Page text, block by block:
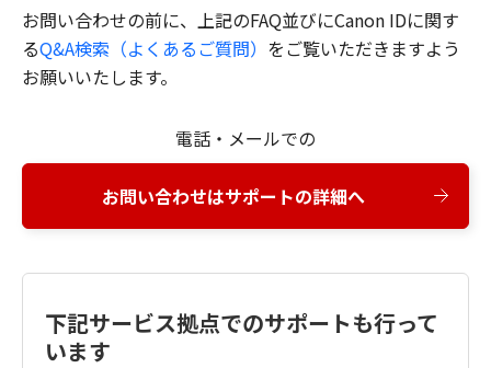
お問い合わせの前に、上記のFAQ並びにCanon IDに関す
るQ&A検索（よくあるご質問） をご覧いただきますよう
お願いいたします。
電話・メールでの
お問い合わせはサポートの詳細へ
下記サービス拠点でのサポートも行って
います